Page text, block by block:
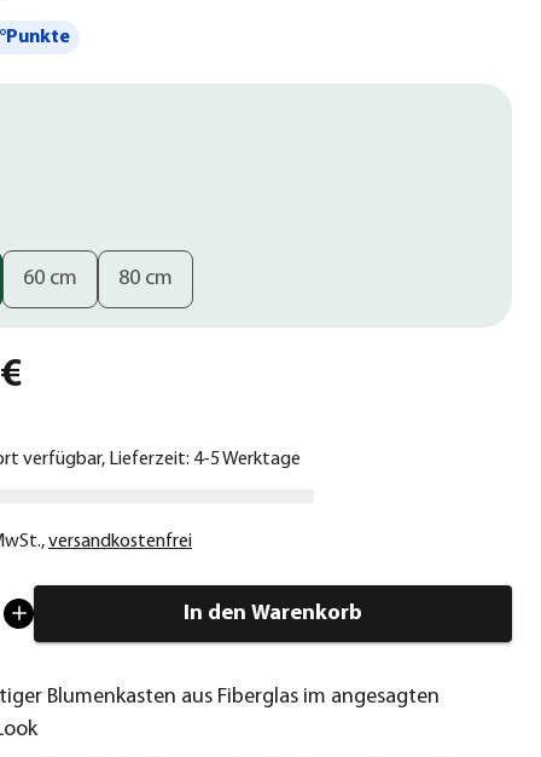
60 cm 80 cm
verfügbar, Lieferzeit: 4-5 Werktage
,versandkostenfrei
In den Warenkorb
Blumenkasten aus Fiberglas im angesagten